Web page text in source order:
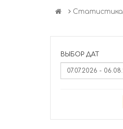
Статистика
ВЫБОР ДАТ